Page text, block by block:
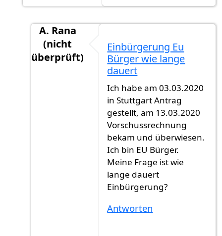
A. Rana
(nicht
überprüft)
DauervonTanova (nicht
Einbürgerung Eu
Bürger wie lange
dauert
Ich habe am 03.03.2020
in Stuttgart Antrag
gestellt, am 13.03.2020
Vorschussrechnung
bekam und überwiesen.
Ich bin EU Bürger.
Meine Frage ist wie
lange dauert
Einbürgerung?
Antworten